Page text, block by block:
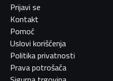
Prijavi se
Kontakt
Pomoć
Uslovi korišćenja
Politika privatnosti
Prava potrošača